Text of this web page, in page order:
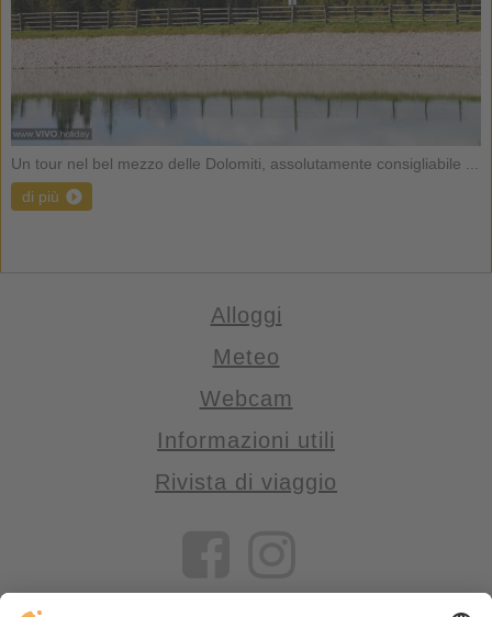
Un tour nel bel mezzo delle Dolomiti, assolutamente consigliabile ...
di più
Alloggi
Meteo
Webcam
Informazioni utili
Rivista di viaggio